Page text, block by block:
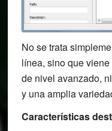
No se trata
línea, sino que
de nivel avanzado,
y una amplia
Características